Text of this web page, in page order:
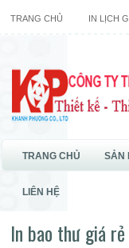
TRANG CHỦ IN LỊCH
TRANG CHỦ SẢN
LIÊN HỆ
In bao thư giá rẻ